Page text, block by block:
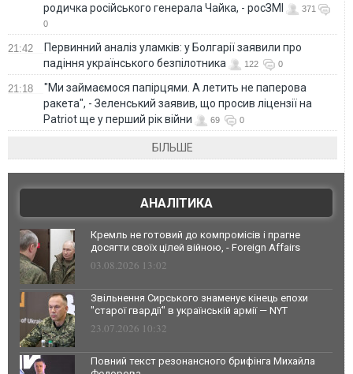
родичка російського генерала Чайка, - росЗМІ
371
0
21:42
Первинний аналіз уламків: у Болгарії заявили про
падіння українського безпілотника
122 0
21:18
"Ми займаємося папірцями. А летить не паперова
ракета", - Зеленський заявив, що просив ліцензії на
Patriot ще у перший рік війни
69 0
БІЛЬШЕ
АНАЛІТИКА
Кремль не готовий до компромісів і прагне
досягти своїх цілей війною, - Foreign Affairs
03.08.2026 13:02
Звільнення Сирського знаменує кінець епохи
"старої гвардії" в українській армії — NYT
23.07.2026 10:32
Повний текст резонансного брифінга Михайла